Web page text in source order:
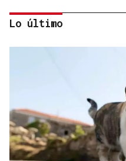
ORÁCULO DAS BURGAS
Horóscopo del día:
Lo último